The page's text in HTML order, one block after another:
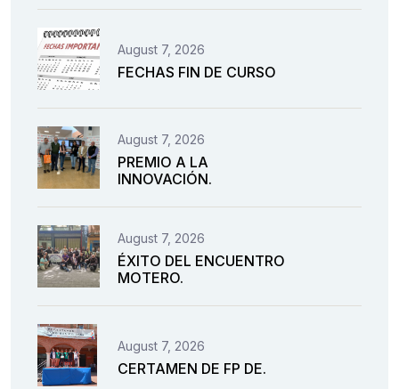
August 7, 2026
FECHAS FIN DE CURSO
August 7, 2026
PREMIO A LA
INNOVACIÓN.
August 7, 2026
ÉXITO DEL ENCUENTRO
MOTERO.
August 7, 2026
CERTAMEN DE FP DE.